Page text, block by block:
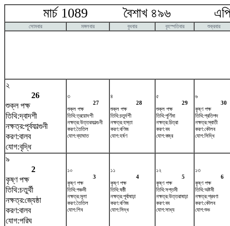
মার্চ 1089 বৈশাখ ৪৯৬
সোমবার মঙ্গলবার বুধবার বৃহস্পতিবার শুক্রবার
২
26
শুক্ল পক্ষ
তিথি:দ্বাদশী
নক্ষত্র:পূর্বফাল্গুনী
করণ:বালব
যোগ:বৃদ্ধি
৩
27
শুক্ল পক্ষ
তিথি:ত্রয়োদশী
নক্ষত্র:উত্তরফাল্গুনী
করণ:তৈতিল
যোগ:ব্যাঘাত
৪
28
শুক্ল পক্ষ
তিথি:চতুর্দশী
নক্ষত্র:হস্তা
করণ:বণিজ
যোগ:হর্ষণ
৫
29
শুক্ল পক্ষ
তিথি:পূর্ণিমা
নক্ষত্র:চিত্রা
করণ:বব
যোগ:বজ্র
৬
30
কৃষ্ণ পক্ষ
তিথি:প্রতিপদ
নক্ষত্র:স্বাতী
করণ:কৌলব
যোগ:সিদ্ধি
৯
2
কৃষ্ণ পক্ষ
তিথি:চতুর্থী
নক্ষত্র:জ্যেষ্ঠা
করণ:বালব
যোগ:পরিঘ
১০
3
কৃষ্ণ পক্ষ
তিথি:পঞ্চমী
নক্ষত্র:মূলা
করণ:তৈতিল
যোগ:শিব
১১
4
কৃষ্ণ পক্ষ
তিথি:ষষ্ঠী
নক্ষত্র:পূর্বাষাঢ়া
করণ:বণিজ
যোগ:সিদ্ধ
১২
5
কৃষ্ণ পক্ষ
তিথি:সপ্তমী
নক্ষত্র:উত্তরাষাঢ়া
করণ:বব
যোগ:সাধ্য
১৩
6
কৃষ্ণ পক্ষ
তিথি:অষ্টমী
নক্ষত্র:শ্রবণা
করণ:কৌলব
যোগ:শুভ